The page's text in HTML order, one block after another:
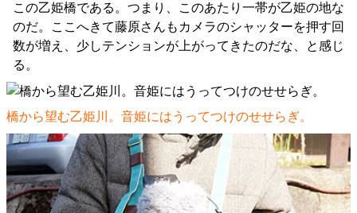
この乙姫橋である。つまり、このあたり一帯が乙姫の地な
のだ。ここへきて藤原さんもカメラのシャッターを押す回
数が増え、少しテンションが上がってきたのだな、と感じ
る。
橋から望む乙姫川。音姫にはうってつけのせせらぎ。